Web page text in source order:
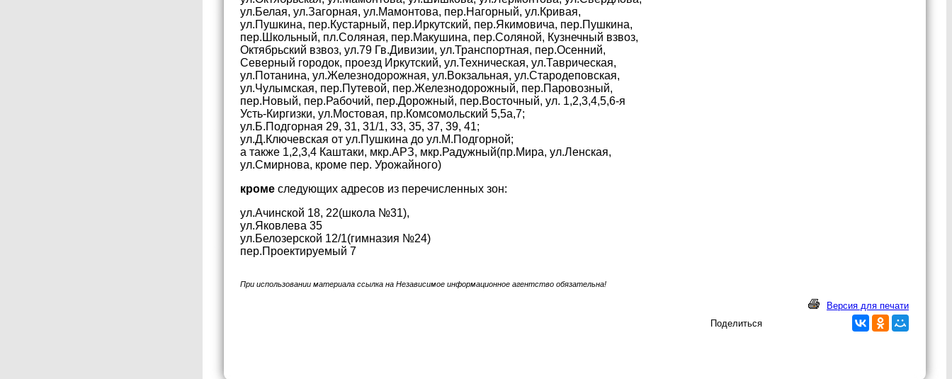
ул.Белая, ул.Загорная, ул.Мамонтова, пер.Нагорный, ул.Кривая,
ул.Пушкина, пер.Кустарный, пер.Иркутский, пер.Якимовича, пер.Пушкина,
пер.Школьный, пл.Соляная, пер.Макушина, пер.Соляной, Кузнечный взвоз,
Октябрьский взвоз, ул.79 Гв.Дивизии, ул.Транспортная, пер.Осенний,
Северный городок, проезд Иркутский, ул.Техническая, ул.Таврическая,
ул.Потанина, ул.Железнодорожная, ул.Вокзальная, ул.Стародеповская,
ул.Чулымская, пер.Путевой, пер.Железнодорожный, пер.Паровозный,
пер.Новый, пер.Рабочий, пер.Дорожный, пер.Восточный, ул. 1,2,3,4,5,6-я
Усть-Киргизки, ул.Мостовая, пр.Комсомольский 5,5а,7;
ул.Б.Подгорная 29, 31, 31/1, 33, 35, 37, 39, 41;
ул.Д.Ключевская от ул.Пушкина до ул.М.Подгорной;
а также 1,2,3,4 Каштаки, мкр.АРЗ, мкр.Радужный(пр.Мира, ул.Ленская,
ул.Смирнова, кроме пер. Урожайного)
кроме следующих адресов из перечисленных зон:
ул.Ачинской 18, 22(школа №31),
ул.Яковлева 35
ул.Белозерской 12/1(гимназия №24)
пер.Проектируемый 7
При использовании материала ссылка на Независимое информационное агентство обязательна!
Версия для печати
Поделиться